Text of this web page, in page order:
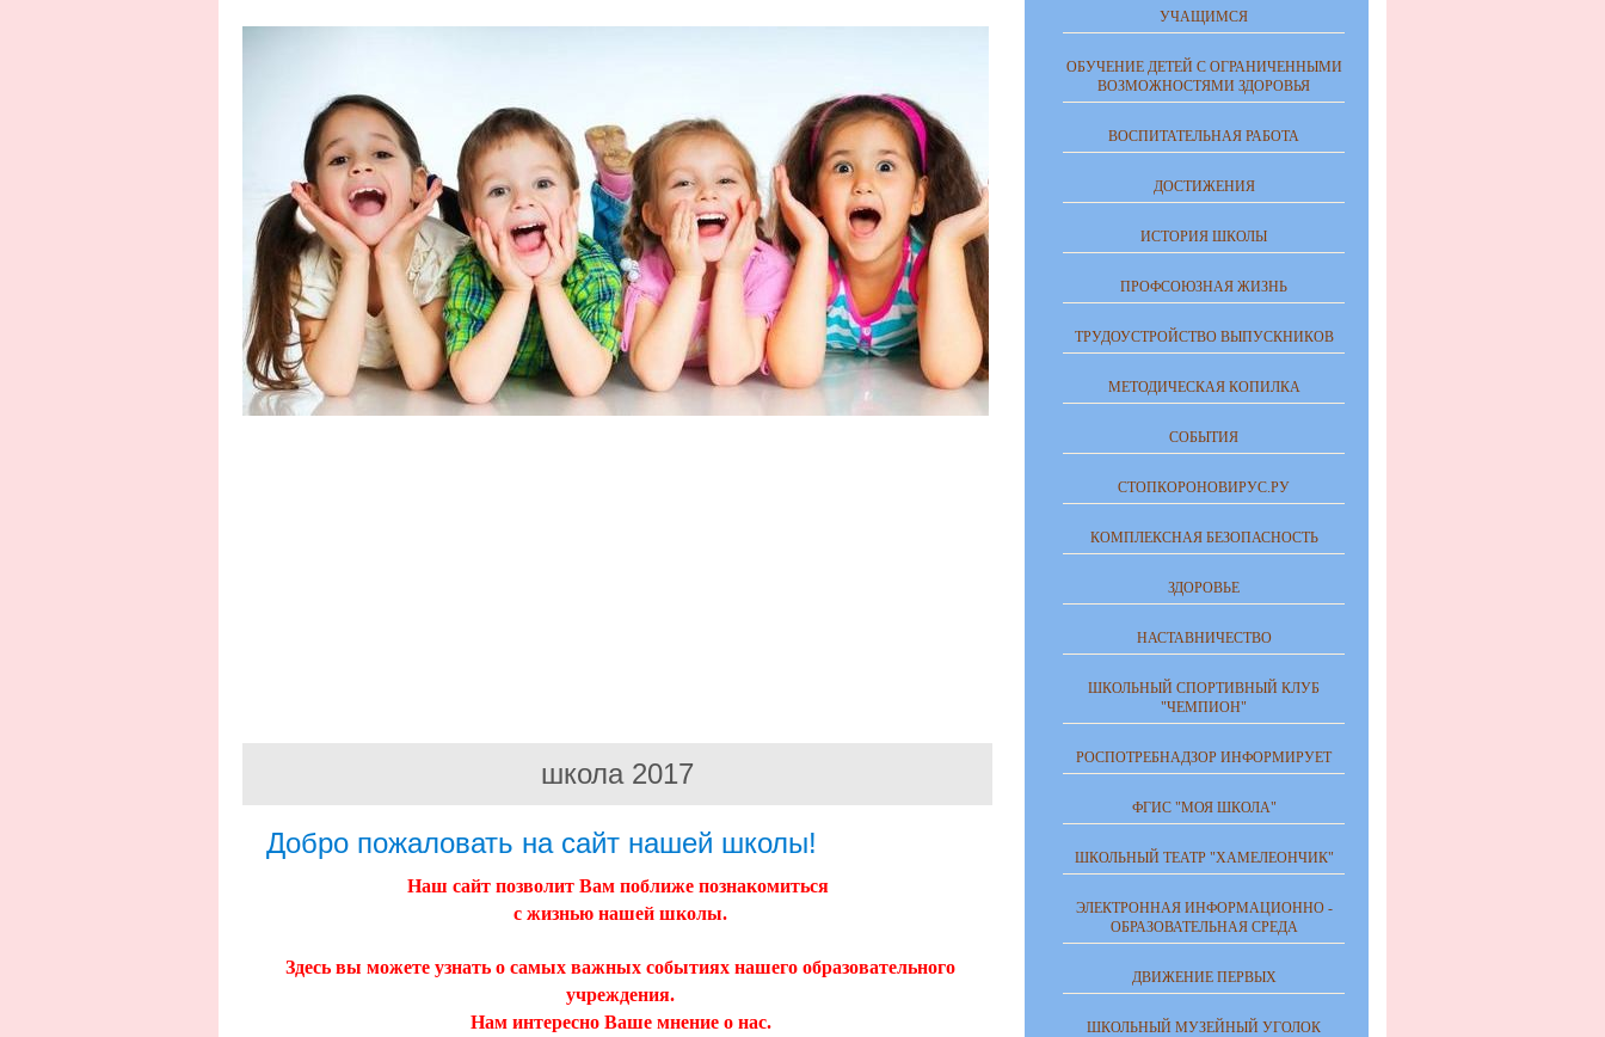
школа 2017
Добро пожаловать на сайт нашей школы!
Наш сайт позволит Вам поближе познакомиться
с жизнью нашей школы.
Здесь вы можете узнать о самых важных событиях нашего образовательного
учреждения.
Нам интересно Ваше мнение о нас.
УЧАЩИМСЯ
ОБУЧЕНИЕ ДЕТЕЙ С ОГРАНИЧЕННЫМИ
ВОЗМОЖНОСТЯМИ ЗДОРОВЬЯ
ВОСПИТАТЕЛЬНАЯ РАБОТА
ДОСТИЖЕНИЯ
ИСТОРИЯ ШКОЛЫ
ПРОФСОЮЗНАЯ ЖИЗНЬ
ТРУДОУСТРОЙСТВО ВЫПУСКНИКОВ
МЕТОДИЧЕСКАЯ КОПИЛКА
СОБЫТИЯ
СТОПКОРОНОВИРУС.РУ
КОМПЛЕКСНАЯ БЕЗОПАСНОСТЬ
ЗДОРОВЬЕ
НАСТАВНИЧЕСТВО
ШКОЛЬНЫЙ СПОРТИВНЫЙ КЛУБ
"ЧЕМПИОН"
РОСПОТРЕБНАДЗОР ИНФОРМИРУЕТ
ФГИС "МОЯ ШКОЛА"
ШКОЛЬНЫЙ ТЕАТР "ХАМЕЛЕОНЧИК"
ЭЛЕКТРОННАЯ ИНФОРМАЦИОННО -
ОБРАЗОВАТЕЛЬНАЯ СРЕДА
ДВИЖЕНИЕ ПЕРВЫХ
ШКОЛЬНЫЙ МУЗЕЙНЫЙ УГОЛОК